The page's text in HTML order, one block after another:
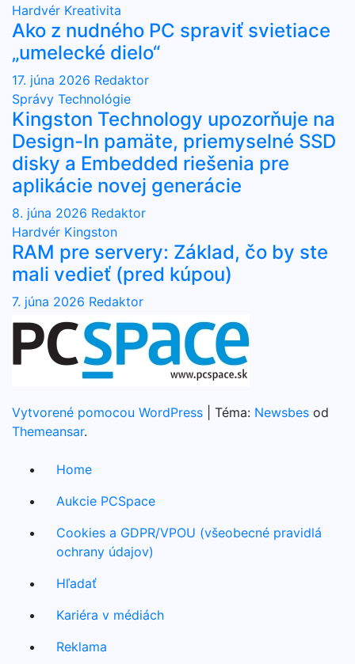
Hardvér Kreativita
Ako z nudného PC spraviť svietiace
„umelecké dielo“
17. júna 2026 Redaktor
Správy Technológie
Kingston Technology upozorňuje na
Design-In pamäte, priemyselné SSD
disky a Embedded riešenia pre
aplikácie novej generácie
8. júna 2026 Redaktor
Hardvér Kingston
RAM pre servery: Základ, čo by ste
mali vedieť (pred kúpou)
7. júna 2026 Redaktor
Vytvorené pomocou WordPress Téma: Newsbes od
Themeansar.
Home
Aukcie PCSpace
Cookies a GDPR/VPOU (všeobecné pravidlá
ochrany údajov)
Hľadať
Kariéra v médiách
Reklama